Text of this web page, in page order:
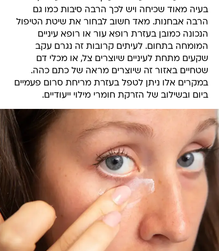
בעיה מאוד שכיחה ויש לכך הרבה סיבות כמו גם
הרבה אבחנות. מאד חשוב לבחור את שיטת הטיפול
הנכונה כמובן בעזרת רופא עור או רופא עיניים
המומחה בתחום. לעיתים קרובות זה נגרם עקב
שקעים מתחת לעיניים שיוצרים צל, או מכלי דם
שטחיים באזור זה שיוצרים מראה של כתם כהה.
במקרים אלו ניתן לטפל בעזרת מריחת סרום פעמיים
ביום ובשילוב של הזרקת חומרי מילוי ייעודיים.